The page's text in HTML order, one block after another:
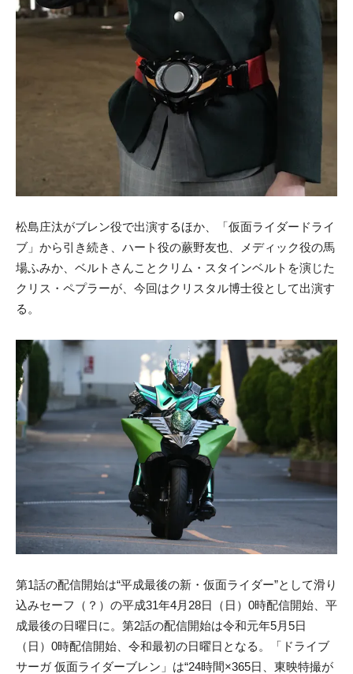
松島庄汰がブレン役で出演するほか、「仮面ライダードライ
ブ」から引き続き、ハート役の蕨野友也、メディック役の馬
場ふみか、ベルトさんことクリム・スタインベルトを演じた
クリス・ペプラーが、今回はクリスタル博士役として出演す
る。
第1話の配信開始は“平成最後の新・仮面ライダー”として滑り
込みセーフ（？）の平成31年4月28日（日）0時配信開始、平
成最後の日曜日に。第2話の配信開始は令和元年5月5日
（日）0時配信開始、令和最初の日曜日となる。「ドライブ
サーガ 仮面ライダーブレン」は“24時間×365日、東映特撮が